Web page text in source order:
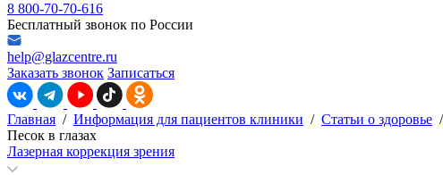
8 800-70-70-616
Бесплатный звонок по России
help@glazcentre.ru
Заказать звонок Записаться
Главная / Информация для пациентов клиники / Статьи о здоровье /
Песок в глазах
Лазерная коррекция зрения